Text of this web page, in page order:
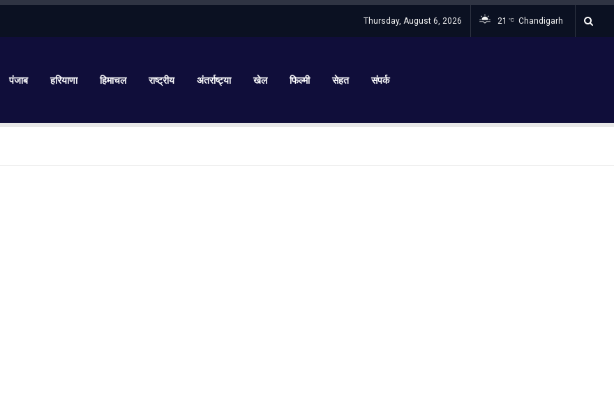
Thursday, August 6, 2026 21 °C Chandigarh
पंजाब हरियाणा हिमाचल राष्ट्रीय अंतर्राष्ट्या खेल फिल्मी सेहत संपर्क